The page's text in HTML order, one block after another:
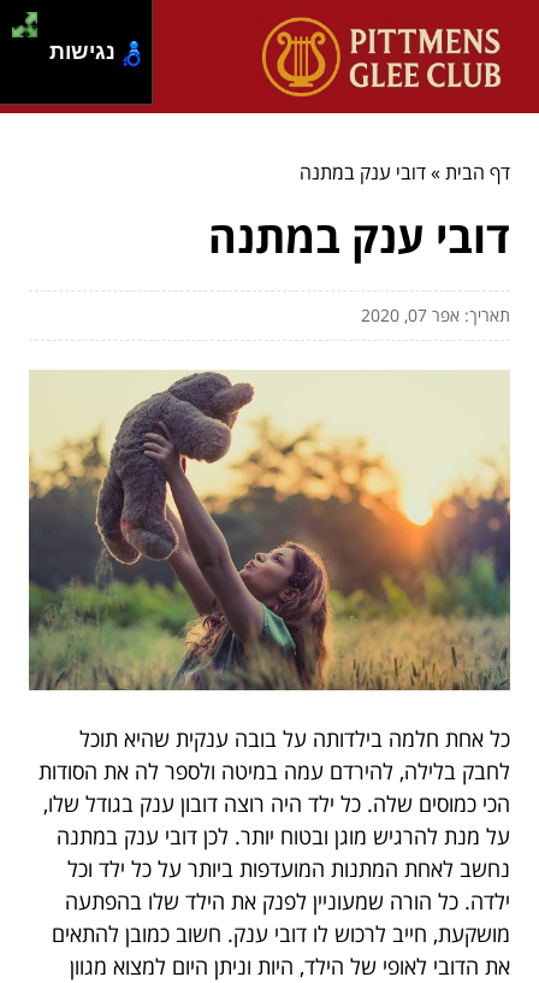
דף הבית»דובי ענק במתנה
דובי ענק במתנה
תאריך: אפר 07, 2020
כל אחת חלמה בילדותה על בובה ענקית שהיא תוכל
לחבק בלילה, להירדם עמה במיטה ולספר לה את הסודות
הכי כמוסים שלה. כל ילד היה רוצה דובון ענק בגודל שלו,
על מנת להרגיש מוגן ובטוח יותר. לכן דובי ענק במתנה
נחשב לאחת המתנות המועדפות ביותר על כל ילד וכל
ילדה. כל הורה שמעוניין לפנק את הילד שלו בהפתעה
מושקעת, חייב לרכוש לו דובי ענק. חשוב כמובן להתאים
את הדובי לאופי של הילד, היות וניתן היום למצוא מגוון
נגישות